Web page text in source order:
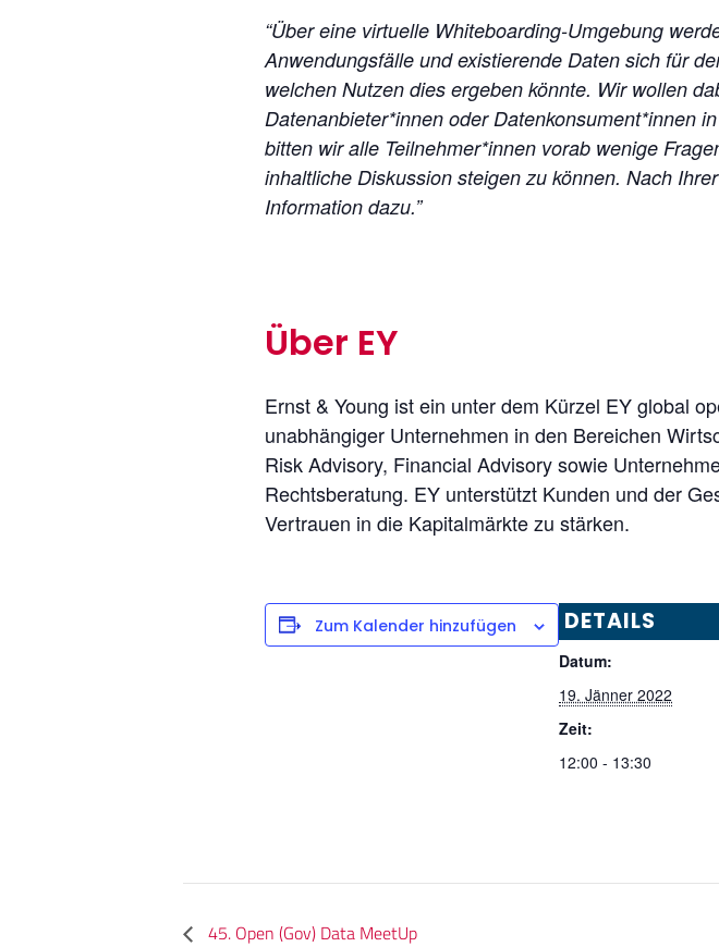
“Über eine virtuelle Whiteboarding-Umgebung
Anwendungsfälle und existierende Daten sich für
welchen Nutzen dies ergeben könnte. Wir wollen
Datenanbieter*innen oder Datenkonsument*innen
bitten wir alle Teilnehmer*innen vorab wenige
inhaltliche Diskussion steigen zu können. Nach
Information dazu.”
Über EY
Ernst & Young ist ein unter dem Kürzel EY global
unabhängiger Unternehmen in den Bereichen
Risk Advisory, Financial Advisory sowie
Rechtsberatung. EY unterstützt Kunden und der
Vertrauen in die Kapitalmärkte zu stärken.
Zum Kalender hinzufügen DETAILS
Datum:
19. Jänner 2022
Zeit:
12:00 - 13:30
45. Open (Gov) Data MeetUp